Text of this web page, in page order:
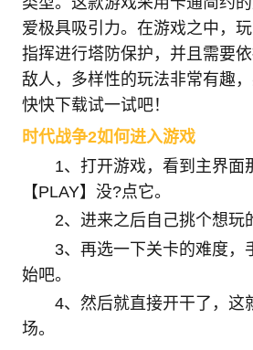
爱极具吸引力。在游戏之中，
指挥进行塔防保护，并且需要
敌人，多样性的玩法非常有趣
快快下载试一试吧！
时代战争2如何进入游戏
1、打开游戏，看到主界面
【PLAY】没?点它。
2、进来之后自己挑个想玩
3、再选一下关卡的难度，
始吧。
4、然后就直接开干了，这
场。